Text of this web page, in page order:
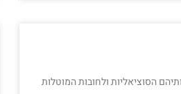
הסוציאליות ולחובות המוטלות